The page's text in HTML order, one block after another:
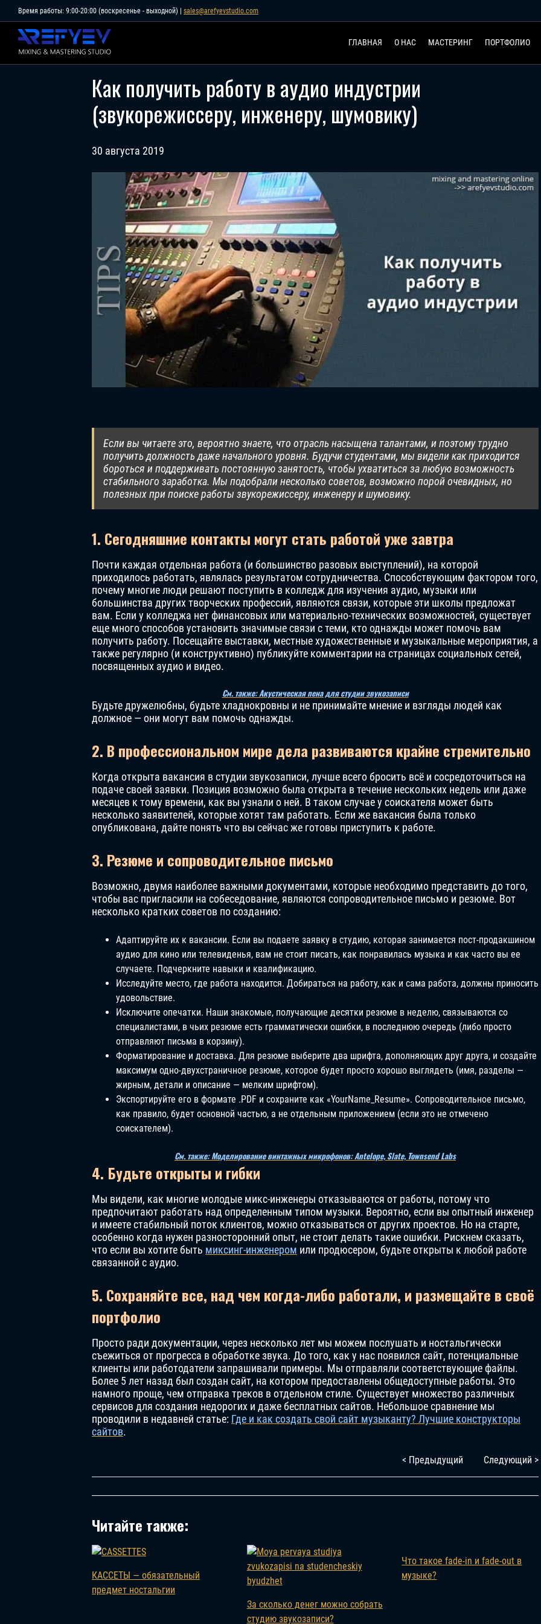
to
content
Время работы: 9:00-20:00 (воскресенье - выходной) | sales@arefyevstudio.com
ГЛАВНАЯ О НАС МАСТЕРИНГ ПОРТФОЛИО
Как получить работу в аудио индустрии
(звукорежиссеру, инженеру, шумовику)
30 августа 2019
Если вы читаете это, вероятно знаете, что отрасль насыщена талантами, и поэтому трудно
получить должность даже начального уровня. Будучи студентами, мы видели как приходится
бороться и поддерживать постоянную занятость, чтобы ухватиться за любую возможность
стабильного заработка. Мы подобрали несколько советов, возможно порой очевидных, но
полезных при поиске работы звукорежиссеру, инженеру и шумовику.
1. Сегодняшние контакты могут стать работой уже завтра
Почти каждая отдельная работа (и большинство разовых выступлений), на которой
приходилось работать, являлась результатом сотрудничества. Способствующим фактором того,
почему многие люди решают поступить в колледж для изучения аудио, музыки или
большинства других творческих профессий, являются связи, которые эти школы предложат
вам. Если у колледжа нет финансовых или материально-технических возможностей, существует
еще много способов установить значимые связи с теми, кто однажды может помочь вам
получить работу. Посещайте выставки, местные художественные и музыкальные мероприятия, а
также регулярно (и конструктивно) публикуйте комментарии на страницах социальных сетей,
посвященных аудио и видео.
См. также: Акустическая пена для студии звукозаписи
Будьте дружелюбны, будьте хладнокровны и не принимайте мнение и взгляды людей как
должное — они могут вам помочь однажды.
2. В профессиональном мире дела развиваются крайне стремительно
Когда открыта вакансия в студии звукозаписи, лучше всего бросить всё и сосредоточиться на
подаче своей заявки. Позиция возможно была открыта в течение нескольких недель или даже
месяцев к тому времени, как вы узнали о ней. В таком случае у соискателя может быть
несколько заявителей, которые хотят там работать. Если же вакансия была только
опубликована, дайте понять что вы сейчас же готовы приступить к работе.
3. Резюме и сопроводительное письмо
Возможно, двумя наиболее важными документами, которые необходимо представить до того,
чтобы вас пригласили на собеседование, являются сопроводительное письмо и резюме. Вот
несколько кратких советов по созданию:
Адаптируйте их к вакансии. Если вы подаете заявку в студию, которая занимается пост-продакшином
аудио для кино или телевиденья, вам не стоит писать, как понравилась музыка и как часто вы ее
случаете. Подчеркните навыки и квалификацию.
Исследуйте место, где работа находится. Добираться на работу, как и сама работа, должны приносить
удовольствие.
Исключите опечатки. Наши знакомые, получающие десятки резюме в неделю, связываются со
специалистами, в чьих резюме есть грамматически ошибки, в последнюю очередь (либо просто
отправляют письма в корзину).
Форматирование и доставка. Для резюме выберите два шрифта, дополняющих друг друга, и создайте
максимум одно-двухстраничное резюме, которое будет просто хорошо выглядеть (имя, разделы —
жирным, детали и описание — мелким шрифтом).
Экспортируйте его в формате .PDF и сохраните как «YourName_Resume». Сопроводительное письмо,
как правило, будет основной частью, а не отдельным приложением (если это не отмечено
соискателем).
См. также: Моделирование винтажных микрофонов: Antelope, Slate, Townsend Labs
4. Будьте открыты и гибки
Мы видели, как многие молодые микс-инженеры отказываются от работы, потому что
предпочитают работать над определенным типом музыки. Вероятно, если вы опытный инженер
и имеете стабильный поток клиентов, можно отказываться от других проектов. Но на старте,
особенно когда нужен разносторонний опыт, не стоит делать такие ошибки. Рискнем сказать,
что если вы хотите быть миксинг-инженером или продюсером, будьте открыты к любой работе
связанной с аудио.
5. Сохраняйте все, над чем когда-либо работали, и размещайте в своё
портфолио
Просто ради документации, через несколько лет мы можем послушать и ностальгически
съежиться от прогресса в обработке звука. До того, как у нас появился сайт, потенциальные
клиенты или работодатели запрашивали примеры. Мы отправляли соответствующие файлы.
Более 5 лет назад был создан сайт, на котором предоставлены общедоступные работы. Это
намного проще, чем отправка треков в отдельном стиле. Существует множество различных
сервисов для создания недорогих и даже бесплатных сайтов. Небольшое сравнение мы
проводили в недавней статье: Где и как создать свой сайт музыканту? Лучшие конструкторы
сайтов.
< Предыдущий Следующий >
Читайте также:
КАССЕТЫ — обязательный
предмет ностальгии
За сколько денег можно собрать
студию звукозаписи?
Что такое fade-in и fade-out в
музыке?